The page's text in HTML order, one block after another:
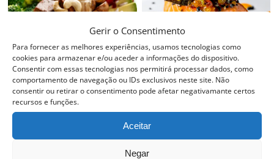
Gerir o Consentimento
Para fornecer as melhores experiências, usamos tecnologias como
cookies para armazenar e/ou aceder a informações do dispositivo.
Consentir com essas tecnologias nos permitirá processar dados, como
comportamento de navegação ou IDs exclusivos neste site. Não
consentir ou retirar o consentimento pode afetar negativamante certos
recursos e funções.
Aceitar
Negar
PROFISSIONAL DE
COZINHA VEGAN
NOVAS TÉCNICAS DE